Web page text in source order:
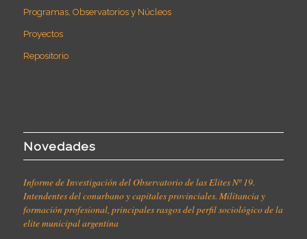
Programas, Observatorios y Núcleos
Proyectos
Repositorio
Novedades
Informe de Investigación del Observatorio de las Elites Nº 19.
Intendentes del conurbano y capitales provinciales. Militancia y
formación profesional, principales rasgos del perfil sociológico de la
elite municipal argentina